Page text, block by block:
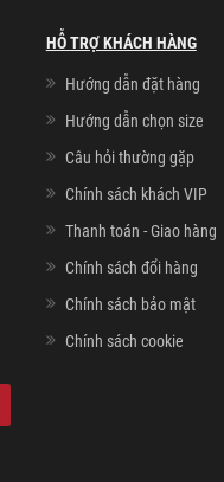
HỖ TRỢ KHÁCH HÀNG
Hướng dẫn đặt hàng
Hướng dẫn chọn size
Câu hỏi thường gặp
Chính sách khách VIP
Thanh toán - Giao hàng
Chính sách đổi hàng
Chính sách bảo mật
Chính sách cookie